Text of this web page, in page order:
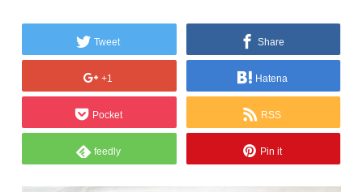
Tweet Share
+1 Hatena
Pocket RSS
feedly Pin it